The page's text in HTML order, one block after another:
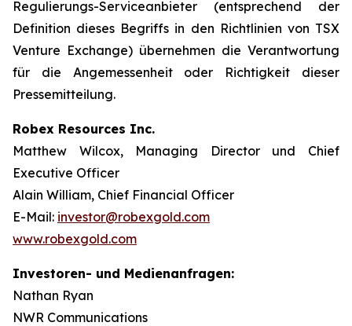
Regulierungs-Serviceanbieter (entsprechend der
Definition dieses Begriffs in den Richtlinien von TSX
Venture Exchange) übernehmen die Verantwortung
für die Angemessenheit oder Richtigkeit dieser
Pressemitteilung.
Robex Resources Inc.
Matthew Wilcox, Managing Director und Chief
Executive Officer
Alain William, Chief Financial Officer
E-Mail: investor@robexgold.com
www.robexgold.com
Investoren- und Medienanfragen:
Nathan Ryan
NWR Communications